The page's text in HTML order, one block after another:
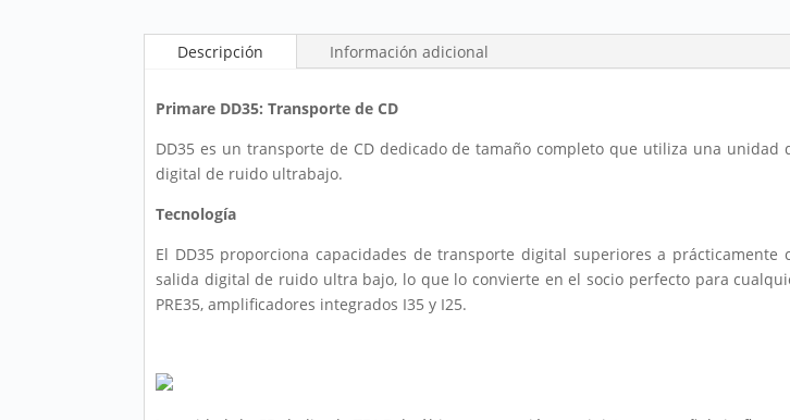
Descripción Información adicional
Primare DD35: Transporte de CD
DD35 es un transporte de CD dedicado de tamaño completo que utiliza una
digital de ruido ultrabajo.
Tecnología
El DD35 proporciona capacidades de transporte digital superiores a
salida digital de ruido ultra bajo, lo que lo convierte en el socio perfecto para
PRE35, amplificadores integrados I35 y I25.